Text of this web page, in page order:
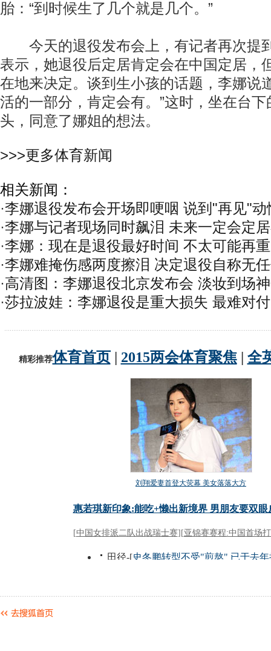
胎：“到时候生了几个就是几个。”
今天的退役发布会上，有记者再次提
表示，她退役后定居肯定会在中国定居，
在地来决定。谈到生小孩的话题，李娜说
活的一部分，肯定会有。”这时，坐在台
头，同意了娜姐的想法。
>>>更多体育新闻
相关新闻：
·李娜退役发布会开场即哽咽 说到"再见"动
·李娜与记者现场同时飙泪 未来一定会定
·李娜：现在是退役最好时间 不太可能再
·李娜难掩伤感两度擦泪 决定退役自称无
·高清图：李娜退役北京发布会 淡妆到场
·莎拉波娃：李娜退役是重大损失 最难对